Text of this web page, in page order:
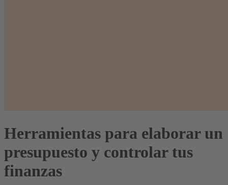
Herramientas para elaborar un
presupuesto y controlar tus
finanzas